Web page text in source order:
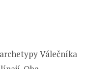
Válečníka